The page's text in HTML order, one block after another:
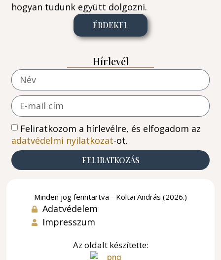
hogyan tudunk együtt dolgozni.
ÉRDEKEL
Hírlevél
Feliratkozom a hírlevélre, és elfogadom az
adatvédelmi nyilatkozat-ot.
FELIRATKOZÁS
Minden jog fenntartva - Koltai András (2026.)
Adatvédelem
Impresszum
Az oldalt készítette: